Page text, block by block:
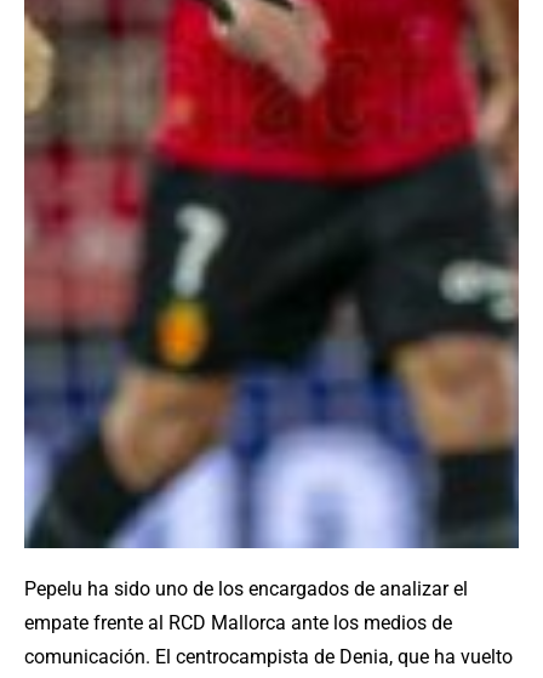
Pepelu ha sido uno de los encargados de analizar el
empate frente al RCD Mallorca ante los medios de
comunicación. El centrocampista de Denia, que ha vuelto